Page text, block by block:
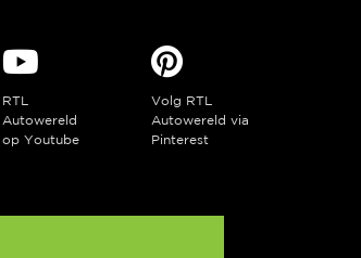
RTL
Autowereld
op Youtube
Volg RTL
Autowereld via
Pinterest